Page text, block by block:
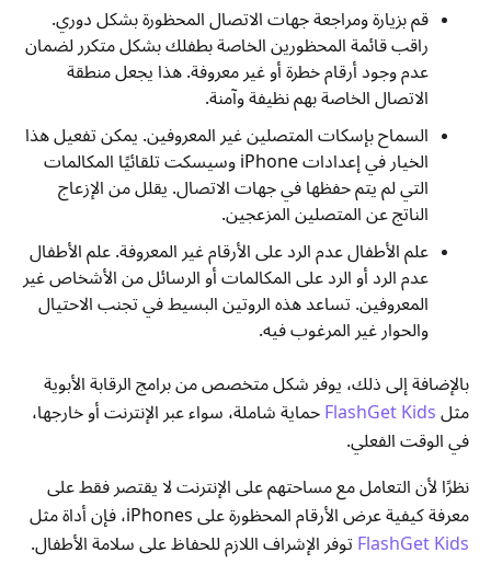
قم بزيارة ومراجعة جهات الاتصال المحظورة بشكل دوري.
راقب قائمة المحظورين الخاصة بطفلك بشكل متكرر لضمان
عدم وجود أرقام خطرة أو غير معروفة. هذا يجعل منطقة
الاتصال الخاصة بهم نظيفة وآمنة.
السماح بإسكات المتصلين غير المعروفين. يمكن تفعيل هذا
الخيار في إعدادات iPhone وسيسكت تلقائيًا المكالمات
التي لم يتم حفظها في جهات الاتصال. يقلل من الإزعاج
الناتج عن المتصلين المزعجين.
علم الأطفال عدم الرد على الأرقام غير المعروفة. علم الأطفال
عدم الرد أو الرد على المكالمات أو الرسائل من الأشخاص غير
المعروفين. تساعد هذه الروتين البسيط في تجنب الاحتيال
والحوار غير المرغوب فيه.
بالإضافة إلى ذلك، يوفر شكل متخصص من برامج الرقابة الأبوية
مثلFlashGet Kidsحماية شاملة، سواء عبر الإنترنت أو خارجها،
في الوقت الفعلي.
نظرًا لأن التعامل مع مساحتهم على الإنترنت لا يقتصر فقط على
معرفة كيفية عرض الأرقام المحظورة على iPhones، فإن أداة مثل
FlashGet Kidsتوفر الإشراف اللازم للحفاظ على سلامة الأطفال.